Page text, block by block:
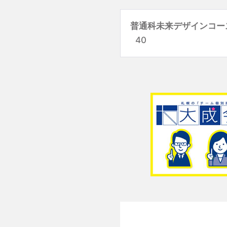
普通科未来デザインコー
40